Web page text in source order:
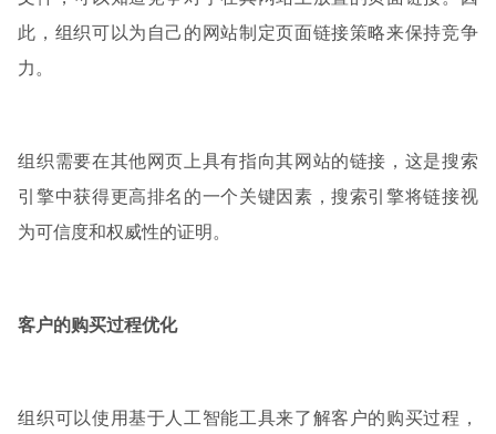
此，组织可以为自己的网站制定页面链接策略来保持竞争
力。
组织需要在其他网页上具有指向其网站的链接，这是搜索
引擎中获得更高排名的一个关键因素，搜索引擎将链接视
为可信度和权威性的证明。
客户的购买过程优化
组织可以使用基于人工智能工具来了解客户的购买过程，